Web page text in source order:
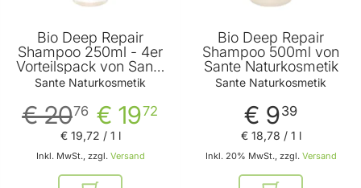
Bio Deep Repair
Shampoo 250ml - 4er
Vorteilspack von Sante
Naturkosmetik
Sante Naturkosmetik
€ 1972
€ 2076
Inkl. MwSt., zzgl. Versand
€ 19,72 / 1 l
Bio Deep Repair
Shampoo 500ml von
Sante Naturkosmetik
Sante Naturkosmetik
€ 939
Inkl. 20% MwSt., zzgl. Versand
€ 18,78 / 1 l